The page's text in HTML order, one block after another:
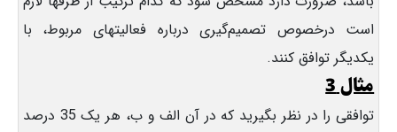
است درخصوص تصمیم‌گیری درباره فعالیتهای مربوط، با
یکدیگر توافق کنند.
مثال 3
توافقی را در نظر بگیرید که در آن الف و ب، هر یک 35 درصد